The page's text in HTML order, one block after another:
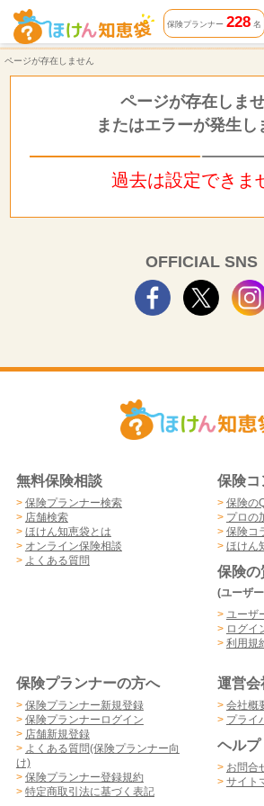
ページが存在しません | ほけん知恵袋
保険プランナー 228名
ページが存在しません
ページが存在しま
またはエラーが発生し
過去は設定できま
OFFICIAL SNS
無料保険相談
> 保険プランナー検索
> 店舗検索
> ほけん知恵袋とは
> オンライン保険相談
> よくある質問
保険コ
> 保険の
> プロの
> 保険コ
> ほけん
保険の
(ユーザ
> ユーザ
> ログイ
> 利用規
保険プランナーの方へ
> 保険プランナー新規登録
> 保険プランナーログイン
> 店舗新規登録
> よくある質問(保険プランナー向
け)
> 保険プランナー登録規約
> 特定商取引法に基づく表記
運営会
> 会社概
> プライ
ヘルプ
> お問合
> サイト